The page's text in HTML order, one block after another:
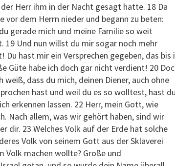
Herr ihm in der Nacht gesagt hatte. 18 Da
vor dem Herrn nieder und begann zu beten:
gerade mich und meine Familie so weit
19 Und nun willst du mir sogar noch mehr
hast mir ein Versprechen gegeben, das bis
Güte habe ich doch gar nicht verdient! 20
dass du mich, deinen Diener, auch ohne
hast und weil du es so wolltest, hast du
erkennen lassen. 22 Herr, mein Gott, wie
Nach allem, was wir gehört haben, sind wir
dir. 23 Welches Volk auf der Erde hat solche
Volk von seinem Gott aus der Sklaverei
Volk machen wollte? Große und